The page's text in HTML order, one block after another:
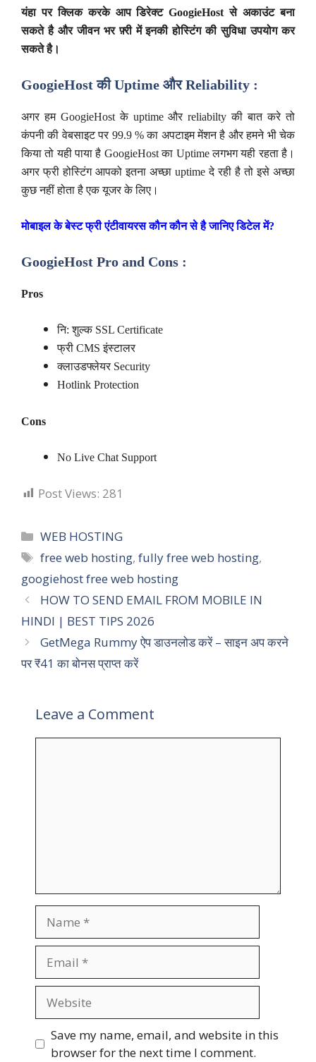
यंहा पर क्लिककरके आप डिरेक्टGoogieHostसे अकाउंट बना
सकते है और जीवन भर फ़्री में इनकी होस्टिंग की सुविधा उपयोग कर
सकते है।
GoogieHost की Uptime और Reliability :
अगर हम GoogieHost के uptime और reliabilty की बात करे तो
कंपनी की वेबसाइट पर 99.9 % का अपटाइम मेंशन है और हमने भी चेक
किया तो यही पाया है GoogieHost का Uptime लगभग यही रहता है।
अगर फ्री होस्टिंग आपको इतना अच्छा uptime दे रही है तो इसे अच्छा
कुछ नहीं होता है एक यूजर के लिए।
मोबाइल के बेस्ट फ्री एंटीवायरस कौन कौन से है जानिए डिटेल में?
GoogieHost Pro and Cons :
Pros
नि: शुल्क SSL Certificate
फ्री CMS इंस्टालर
क्लाउडफ्लेयर Security
Hotlink Protection
Cons
No Live Chat Support
Post Views: 281
Categories
WEB HOSTING
Tags
free web hosting,fully free web hosting,
googiehost free web hosting
HOW TO SEND EMAIL FROM MOBILE IN
HINDI | BEST TIPS 2026
GetMega Rummy ऐप डाउनलोड करें – साइन अप करने
पर ₹41 का बोनस प्राप्त करें
Leave a Comment
Save my name, email, and website in this
browser for the next time I comment.